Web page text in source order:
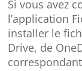
Si vous avez
l’application
installer le
Drive, de